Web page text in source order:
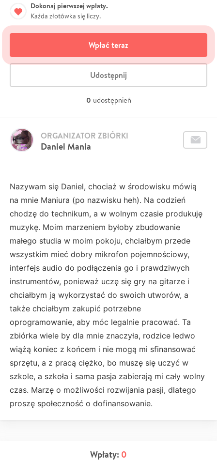
Dokonaj pierwszej wpłaty.
Każda złotówka się liczy.
Wpłać teraz
Udostępnij
0 udostępnień
Daniel Mania
ORGANIZATOR ZBIÓRKI
Nazywam się Daniel, chociaż w środowisku mówią
na mnie Maniura (po nazwisku heh). Na codzień
chodzę do technikum, a w wolnym czasie produkuję
muzykę. Moim marzeniem byłoby zbudowanie
małego studia w moim pokoju, chciałbym przede
wszystkim mieć dobry mikrofon pojemnościowy,
interfejs audio do podłączenia go i prawdziwych
instrumentów, ponieważ uczę się gry na gitarze i
chciałbym ją wykorzystać do swoich utworów, a
także chciałbym zakupić potrzebne
oprogramowanie, aby móc legalnie pracować. Ta
zbiórka wiele by dla mnie znaczyła, rodzice ledwo
wiążą koniec z końcem i nie mogą mi sfinansować
sprzętu, a z pracą ciężko, bo muszę się uczyć w
szkole, a szkoła i sama pasja zabierają mi cały wolny
czas. Marzę o możliwości rozwijania pasji, dlatego
proszę społeczność o dofinansowanie.
Wpłaty: 0